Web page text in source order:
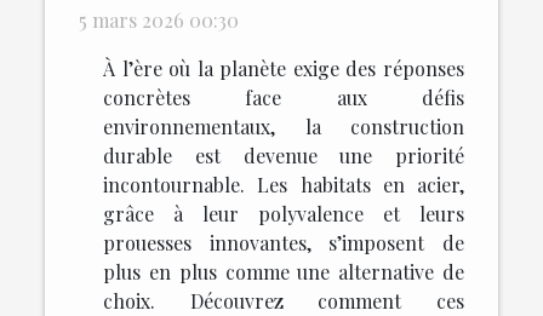
5 mars 2026 00:30
À l’ère où la planète exige des réponses
concrètes face aux défis
environnementaux, la construction
durable est devenue une priorité
incontournable. Les habitats en acier,
grâce à leur polyvalence et leurs
prouesses innovantes, s’imposent de
plus en plus comme une alternative de
choix. Découvrez comment ces